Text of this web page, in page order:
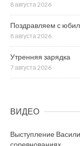
8 августа 2026
Поздравляем с
8 августа 2026
Утренняя зарядка
7 августа 2026
ВИДЕО
Выступление
соревнованиях